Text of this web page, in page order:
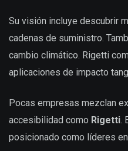
Su visión incluye descubrir
cadenas de suministro.
cambio climático. Rigetti
aplicaciones de impacto
Pocas empresas mezclan
accesibilidad como Rigetti.
posicionado como líderes en